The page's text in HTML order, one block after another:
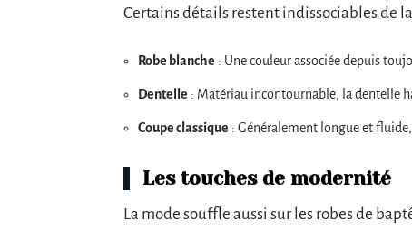
Certains détails restent indissociables de
Robe blanche : Une couleur associée depuis
Dentelle : Matériau incontournable, la dentelle
Coupe classique : Généralement longue et
Les touches de modernité
La mode souffle aussi sur les robes de